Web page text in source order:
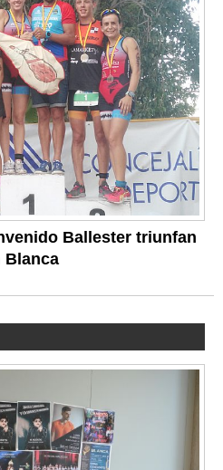
Ballester triunfan
Blanca